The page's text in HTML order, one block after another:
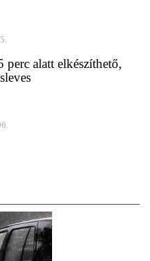
perc alatt elkészíthető,